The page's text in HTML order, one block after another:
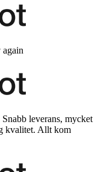
leverans, mycket
kvalitet. Allt kom